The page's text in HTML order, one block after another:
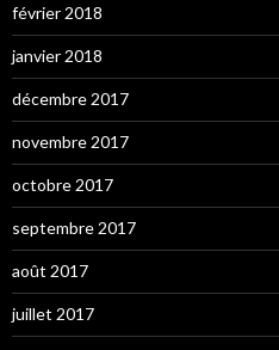
février 2018
janvier 2018
décembre 2017
novembre 2017
octobre 2017
septembre 2017
août 2017
juillet 2017